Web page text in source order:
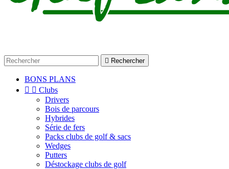
 Rechercher
BONS PLANS
  Clubs
Drivers
Bois de parcours
Hybrides
Série de fers
Packs clubs de golf & sacs
Wedges
Putters
Déstockage clubs de golf